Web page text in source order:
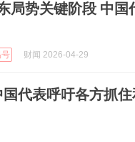
局势关键阶段 中
号 财闻 2026-04-29
代表呼吁各方抓住